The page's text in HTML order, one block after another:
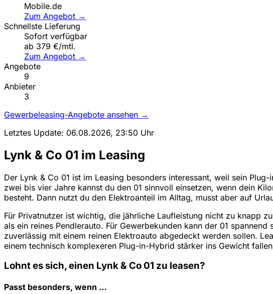
Mobile.de
Zum Angebot →
Schnellste Lieferung
Sofort verfügbar
ab 379 €/mtl.
Zum Angebot →
Angebote
9
Anbieter
3
Gewerbeleasing-Angebote ansehen →
Letztes Update: 06.08.2026, 23:50 Uhr
Lynk & Co 01 im Leasing
Der Lynk & Co 01 ist im Leasing besonders interessant, weil sein
zwei bis vier Jahre kannst du den 01 sinnvoll einsetzen, wenn dein
besteht. Dann nutzt du den Elektroanteil im Alltag, musst aber auf
Für Privatnutzer ist wichtig, die jährliche Laufleistung nicht zu knapp
als ein reines Pendlerauto. Für Gewerbekunden kann der 01
zuverlässig mit einem reinen Elektroauto abgedeckt werden sollen.
einem technisch komplexeren Plug-in-Hybrid stärker ins Gewicht
Lohnt es sich, einen Lynk & Co 01 zu leasen?
Passt besonders, wenn …